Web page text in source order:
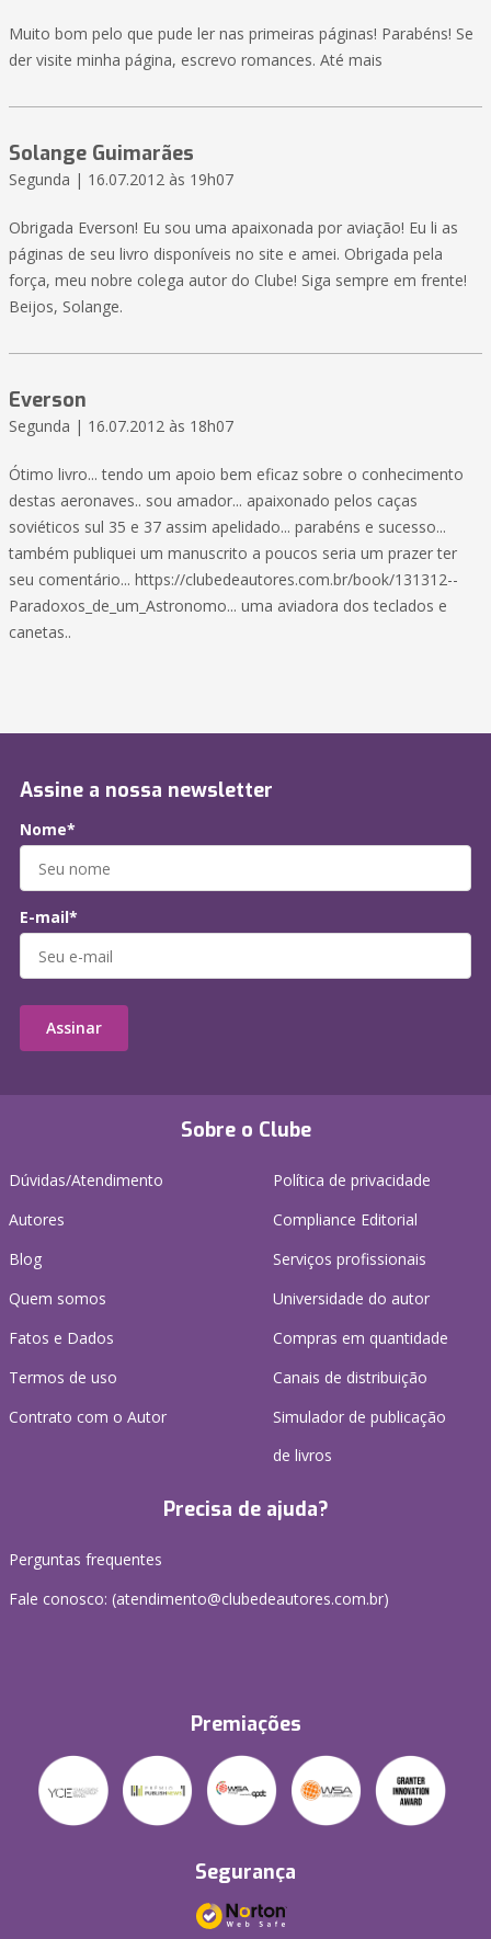
Muito bom pelo que pude ler nas primeiras páginas! Parabéns! Se
der visite minha página, escrevo romances. Até mais
Solange Guimarães
Segunda | 16.07.2012 às 19h07
Obrigada Everson! Eu sou uma apaixonada por aviação! Eu li as
páginas de seu livro disponíveis no site e amei. Obrigada pela
força, meu nobre colega autor do Clube! Siga sempre em frente!
Beijos, Solange.
Everson
Segunda | 16.07.2012 às 18h07
Ótimo livro... tendo um apoio bem eficaz sobre o conhecimento
destas aeronaves.. sou amador... apaixonado pelos caças
soviéticos sul 35 e 37 assim apelidado... parabéns e sucesso...
também publiquei um manuscrito a poucos seria um prazer ter
seu comentário... https://clubedeautores.com.br/book/131312--
Paradoxos_de_um_Astronomo... uma aviadora dos teclados e
canetas..
Sobre o Clube
Dúvidas/Atendimento
Autores
Blog
Quem somos
Fatos e Dados
Termos de uso
Contrato com o Autor
Política de privacidade
Compliance Editorial
Serviços profissionais
Universidade do autor
Compras em quantidade
Canais de distribuição
Simulador de publicação
de livros
Precisa de ajuda?
Perguntas frequentes
Fale conosco: (atendimento@clubedeautores.com.br)
Premiações
Segurança
Assine a nossa newsletter
Nome*
E-mail*
Assinar